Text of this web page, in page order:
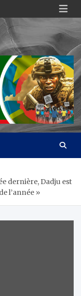
dernière, Dadju est
l’année »